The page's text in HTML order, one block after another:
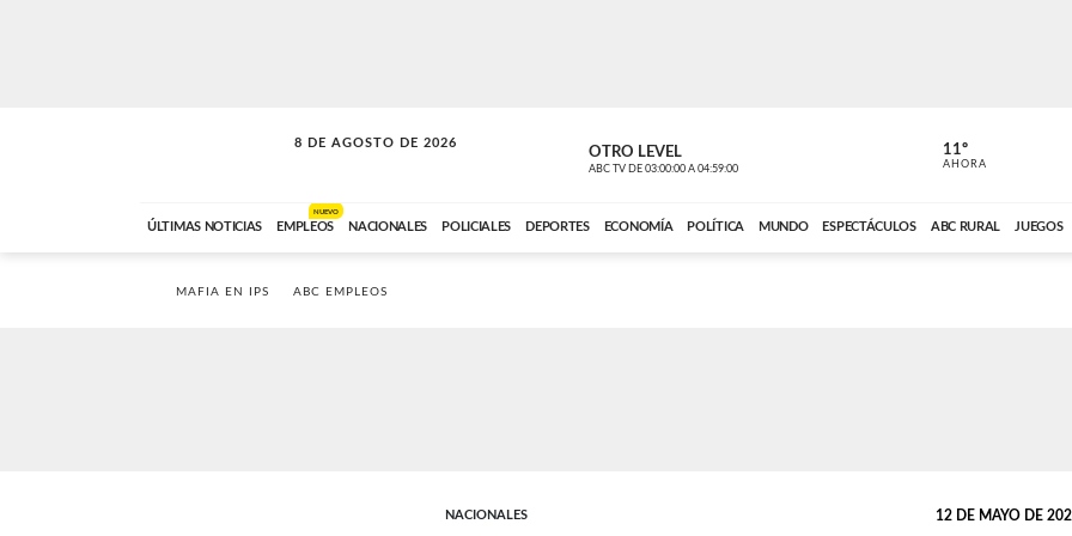
8 DE AGOSTO DE 2026
SOLO MÚSICA OTRO LEVEL
ABC TV DE 03:00:00 A 04:59:00 ABC CARDINAL
11º
AHORA
ÚLTIMAS NOTICIAS EMPLEOS
NUEVO
NACIONALES POLICIALES DEPORTES ECONOMÍA POLÍTICA MUNDO ESPECTÁCULOS ABC RURAL JUEGOS
MAFIA EN IPS ABC EMPLEOS
NACIONALES 12 DE MAYO DE